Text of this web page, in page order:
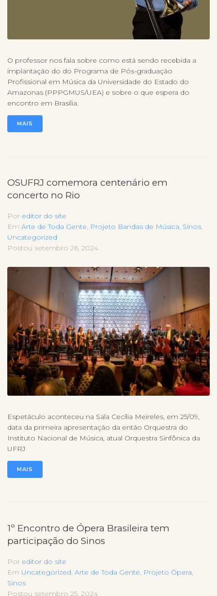
O professor nos fala sobre como está sendo recebida a
implantação do do Programa de Pós-graduação
Profissional em Música da Universidade do Estado do
Amazonas (PPPGMUS/UEA) e sobre o que espera do
encontro em Brasília.
MAIS
OSUFRJ comemora centenário em
concerto no Rio
Por editor do site
Em Arte de Toda Gente, Projeto Bandas de Música, Sinos,
Uncategorized
Postou setembro 26, 2024
Espetáculo aconteceu na Sala Cecília Meireles, em 25/09,
data da primeira apresentação da então Orquestra do
Instituto Nacional de Música, atual Orquestra Sinfônica da
UFRJ
MAIS
1º Encontro de Ópera Brasileira tem
participação do Sinos
Por editor do site
Em Uncategorized, Arte de Toda Gente, Projeto Ópera,
Sinos
Postou setembro 25, 2024